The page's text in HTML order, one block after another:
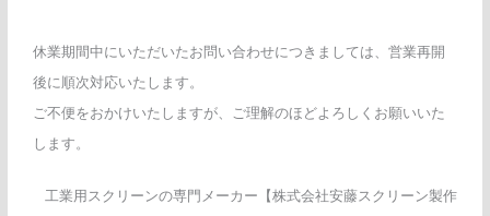
休業期間中にいただいたお問い合わせにつきましては、営業再開
後に順次対応いたします。
ご不便をおかけいたしますが、ご理解のほどよろしくお願いいた
します。
工業用スクリーンの専門メーカー【株式会社安藤スクリーン製作